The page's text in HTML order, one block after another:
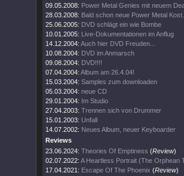
09.05.2008: Power Metal Genies mit neuem
28.03.2008: Bald schon neue Power Metal
25.06.2005: DVD schlägt ein wie Bombe
10.01.2005: Live-Dokumentationen im Anflug
14.12.2004: Auch hier DVD Freuden...
10.08.2004: DVD im Anmarsch
09.08.2004: DVD!!!!
07.04.2004: Album am 26.4.04!
15.03.2004: Samples zum downloaden
05.03.2004: neue CD
29.01.2004: Im Studio
27.04.2003: Trennen sich von Drummer
15.01.2003: Unfall
14.07.2002: Neues Album, neuer Keyboarder
Reviews
23.06.2024: Theories Of Emptiness (Review)
02.07.2022: A Heartless Portrait (The Orphean
17.04.2021: Escape Of The Phoenix (Review)